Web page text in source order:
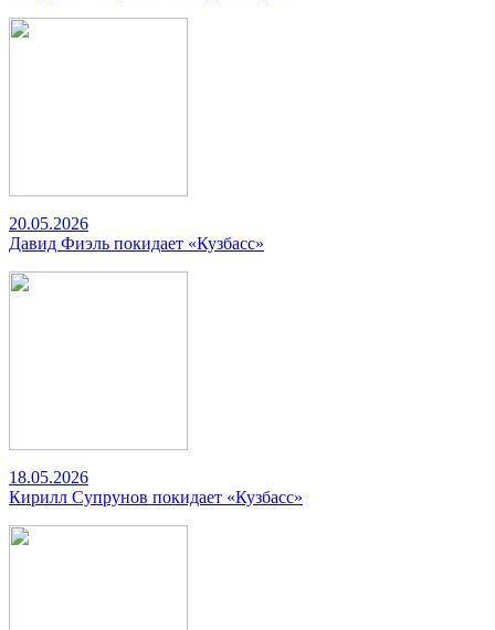
20.05.2026
Давид Фиэль покидает «Кузбасс»
18.05.2026
Кирилл Супрунов покидает «Кузбасс»